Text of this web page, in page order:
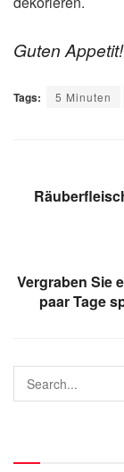
Guten Appetit!
Tags: 5 Minuten
Vergraben Sie
paar Tage